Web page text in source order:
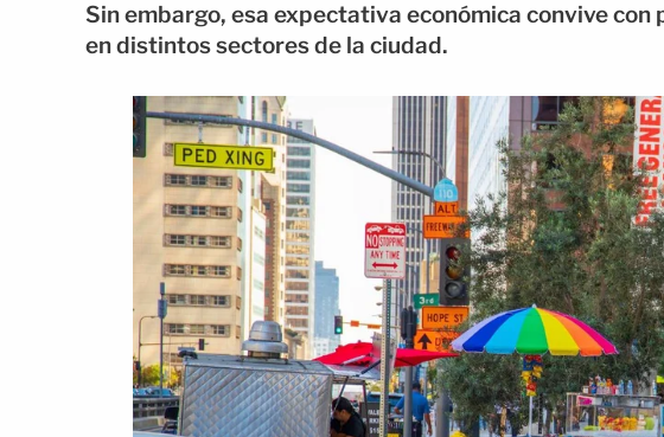
Sin embargo, esa expectativa económica convive
en distintos sectores de la ciudad.